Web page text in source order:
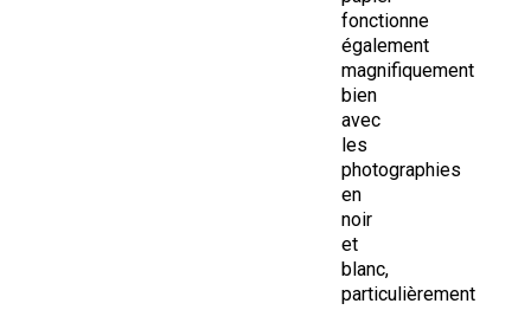
fonctionne
également
magnifiquement
bien
avec
les
photographies
en
noir
et
blanc,
particulièrement